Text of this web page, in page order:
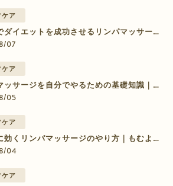
ケア
ダイエットを成功させるリンパマッサージ
部位別】
07
ケア
ッサージを自分でやるための基礎知識｜脚
に効く9ステップ
05
ケア
効くリンパマッサージのやり方｜もむより
サージの4ステップ
04
ケア